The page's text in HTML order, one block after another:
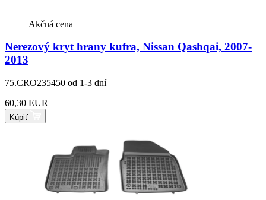
Akčná cena
Nerezový kryt hrany kufra, Nissan Qashqai, 2007-
2013
75.CRO235450 od 1-3 dní
60,30 EUR
Kúpiť